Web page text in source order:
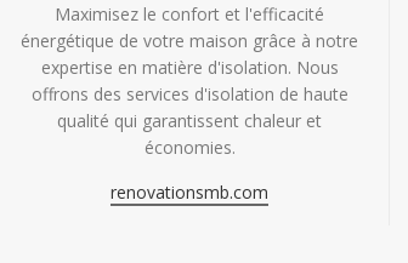
Maximisez le confort et l'efficacité
énergétique de votre maison grâce à notre
expertise en matière d'isolation. Nous
offrons des services d'isolation de haute
qualité qui garantissent chaleur et
économies.
renovationsmb.com